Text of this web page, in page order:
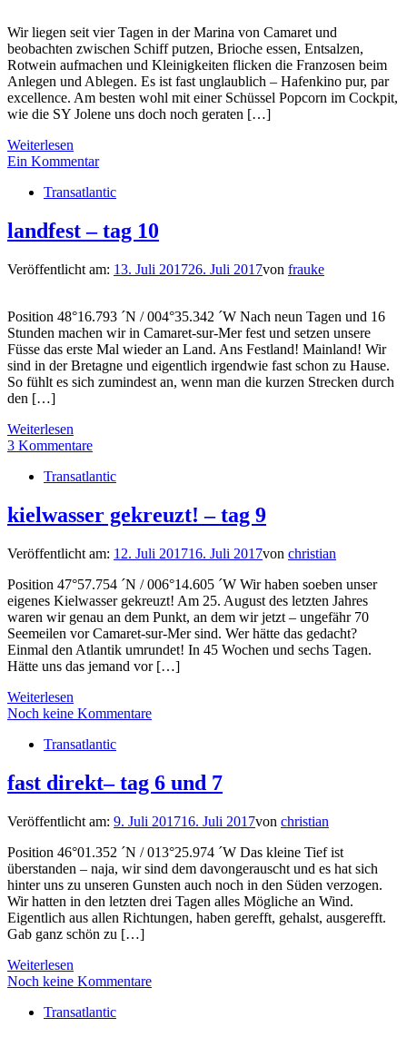
Wir liegen seit vier Tagen in der Marina von Camaret und
beobachten zwischen Schiff putzen, Brioche essen, Entsalzen,
Rotwein aufmachen und Kleinigkeiten flicken die Franzosen beim
Anlegen und Ablegen. Es ist fast unglaublich – Hafenkino pur, par
excellence. Am besten wohl mit einer Schüssel Popcorn im Cockpit,
wie die SY Jolene uns doch noch geraten […]
Weiterlesen
Ein Kommentar
Transatlantic
landfest – tag 10
Veröffentlicht am: 13. Juli 201726. Juli 2017von frauke
Position 48°16.793 ´N / 004°35.342 ´W Nach neun Tagen und 16
Stunden machen wir in Camaret-sur-Mer fest und setzen unsere
Füsse das erste Mal wieder an Land. Ans Festland! Mainland! Wir
sind in der Bretagne und eigentlich irgendwie fast schon zu Hause.
So fühlt es sich zumindest an, wenn man die kurzen Strecken durch
den […]
Weiterlesen
3 Kommentare
Transatlantic
kielwasser gekreuzt! – tag 9
Veröffentlicht am: 12. Juli 201716. Juli 2017von christian
Position 47°57.754 ´N / 006°14.605 ´W Wir haben soeben unser
eigenes Kielwasser gekreuzt! Am 25. August des letzten Jahres
waren wir genau an dem Punkt, an dem wir jetzt – ungefähr 70
Seemeilen vor Camaret-sur-Mer sind. Wer hätte das gedacht?
Einmal den Atlantik umrundet! In 45 Wochen und sechs Tagen.
Hätte uns das jemand vor […]
Weiterlesen
Noch keine Kommentare
Transatlantic
fast direkt– tag 6 und 7
Veröffentlicht am: 9. Juli 201716. Juli 2017von christian
Position 46°01.352 ´N / 013°25.974 ´W Das kleine Tief ist
überstanden – naja, wir sind dem davongerauscht und es hat sich
hinter uns zu unseren Gunsten auch noch in den Süden verzogen.
Wir hatten in den letzten drei Tagen alles Mögliche an Wind.
Eigentlich aus allen Richtungen, haben gerefft, gehalst, ausgerefft.
Gab ganz schön zu […]
Weiterlesen
Noch keine Kommentare
Transatlantic